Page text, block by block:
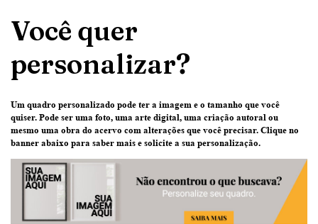
Você quer
personalizar?
Um quadro personalizado pode ter a imagem e o tamanho que você
quiser. Pode ser uma foto, uma arte digital, uma criação autoral ou
mesmo uma obra do acervo com alterações que você precisar. Clique no
banner abaixo para saber mais e solicite a sua personalização.